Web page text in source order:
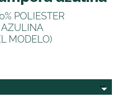
POLIESTER
MODELO)